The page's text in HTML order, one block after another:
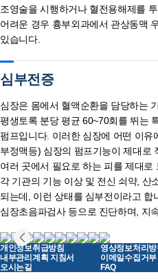
조영술을 시행하거나 혈전용해제를
어려운 경우 흉부외과에서 관상동맥
있습니다.
심부전증
심장은 몸에서 혈액순환을 담당하는
평생토록 분당 평균 60~70회를 뛰는
펌프입니다. 이러한 심장에 어떤 이유
부정맥등) 심장의 펌프기능이 제대로
여러 곳에서 필요로 하는 피를 제대
각 기관의 기능 이상 및 전신 쇠약, 산
되는데, 이런 상태를 심부전이라고 합
심장초음파검사 등으로 진단하며, 지
개인정보취급방침 영상정보처리방
내부관리계획 지침서
이메일수집거부
오시는길
FAQ